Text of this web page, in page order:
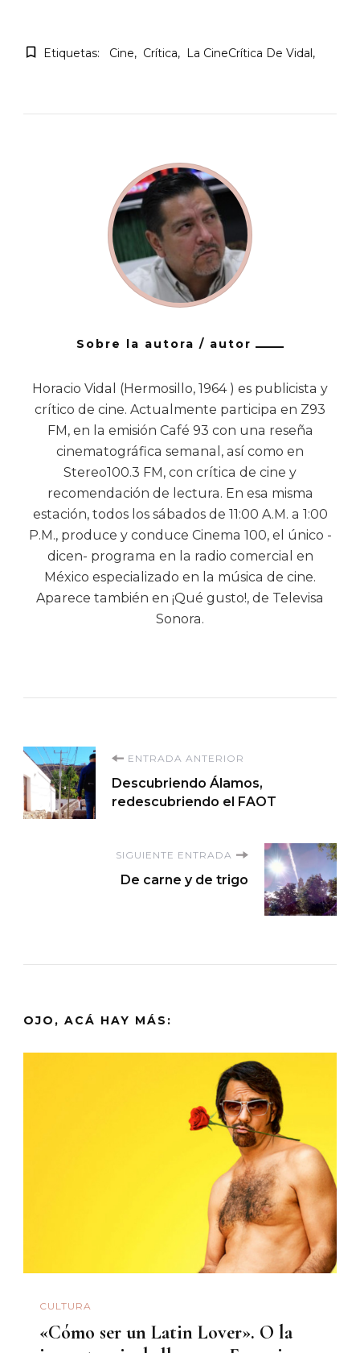
Etiquetas: Cine Crítica La CineCrítica De Vidal
Sobre la autora / autor
Horacio Vidal (Hermosillo, 1964 ) es publicista y
crítico de cine. Actualmente participa en Z93
FM, en la emisión Café 93 con una reseña
cinematográfica semanal, así como en
Stereo100.3 FM, con crítica de cine y
recomendación de lectura. En esa misma
estación, todos los sábados de 11:00 A.M. a 1:00
P.M., produce y conduce Cinema 100, el único -
dicen- programa en la radio comercial en
México especializado en la música de cine.
Aparece también en ¡Qué gusto!, de Televisa
Sonora.
Navegación
de
entradas
ENTRADA ANTERIOR
Descubriendo Álamos,
redescubriendo el FAOT
SIGUIENTE ENTRADA
De carne y de trigo
OJO, ACÁ HAY MÁS:
CULTURA
«Cómo ser un Latin Lover». O la